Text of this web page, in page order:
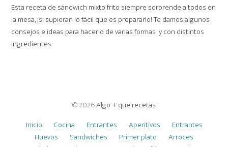
Esta receta de sándwich mixto frito siempre sorprende a todos en
la mesa, ¡si supieran lo fácil que es prepararlo! Te damos algunos
consejos e ideas para hacerlo de varias formas y con distintos
ingredientes.
© 2026Algo + que recetas
Inicio
Cocina Entrantes Aperitivos
Entrantes
Huevos
Sandwiches Primer plato
Arroces